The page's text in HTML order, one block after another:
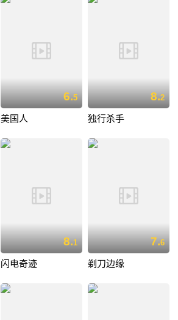
6.5
美国人
8.2
独行杀手
8.1
闪电奇迹
7.6
剃刀边缘